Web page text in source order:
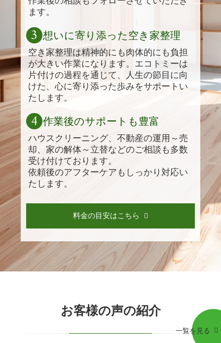
ます。
想いに寄り添った空き家整理
空き家整理は精神的にも肉体的にも負担
が大きい作業になります。エコトミーは
片付けの過程を通じて、人生の節目に向
けた、心に寄り添った歩みをサポートい
たします。
3
作業後のサポートも豊富
ハウスクリーニング、不動産の運用～売
却、家の解体～立替などのご相談も多数
受け付けております。
依頼後のアフターケアもしっかり対応い
たします。
4
料金の目安はこちら
お客様の声の紹介
一覧を見る